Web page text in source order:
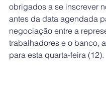
obrigados a se inscrever
antes da data agendada
negociação entre a
trabalhadores e o banco,
para esta quarta-feira (12).